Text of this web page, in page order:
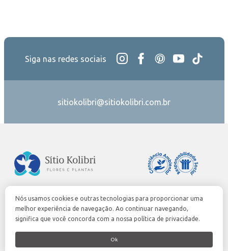
Siga nas redes sociais
sitiokolibri@sitiokolibri.com.br
0300-7758955
sac@cvh.com
veiling.com.br
Nós usamos cookies e outras tecnologias para proporcionar uma
melhor experiência de navegação. Ao continuar navegando,
significa que você concorda com a nossa política de privacidade.
Ok